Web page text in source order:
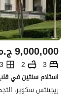
9,000,000
3
2
ريجينتس سكوير،